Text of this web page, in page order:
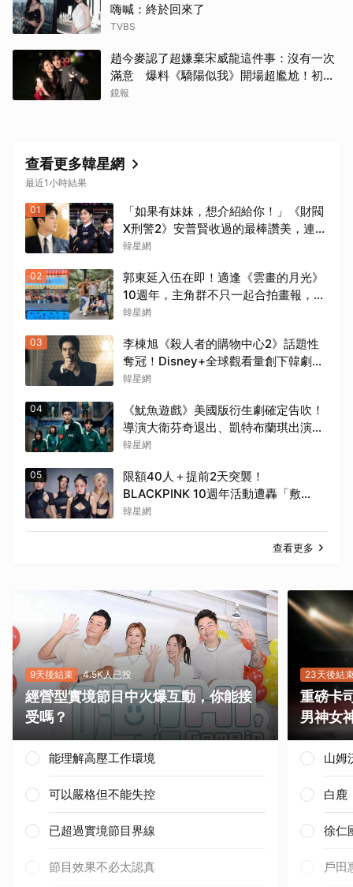
嗨喊：終於回來了
TVBS
趙今麥認了超嫌棄宋威龍這件事：沒有一次
滿意 爆料《驕陽似我》開場超尷尬！初見
面就上演親密戲
鏡報
查看更多韓星網
最近1小時結果
01
「如果有妹妹，想介紹給你！」《財閥
X刑警2》安普賢收過的最棒讚美，連哥
哥們都認證的好品格～
韓星網
02
郭東延入伍在即！適逢《雲畫的月光》
10週年，主角群不只一起合拍畫報，還
錄製特別節目
韓星網
03
李棟旭《殺人者的購物中心2》話題性
奪冠！Disney+全球觀看量創下韓劇新
紀錄
韓星網
04
《魷魚遊戲》美國版衍生劇確定告吹！
導演大衛芬奇退出、凱特布蘭琪出演傳
聞也破局
韓星網
05
限額40人＋提前2天突襲！
BLACKPINK 10週年活動遭轟「敷
衍」，YG急證實：4人確定完全體出席
韓星網
查看更多
9天後結束 4.5K人已投
經營型實境節目中火爆互動，你能接
受嗎？
能理解高壓工作環境
可以嚴格但不能失控
已超過實境節目界線
節目效果不必太認真
23天後結
重磅卡
男神女
山姆
白鹿
徐仁
戶田